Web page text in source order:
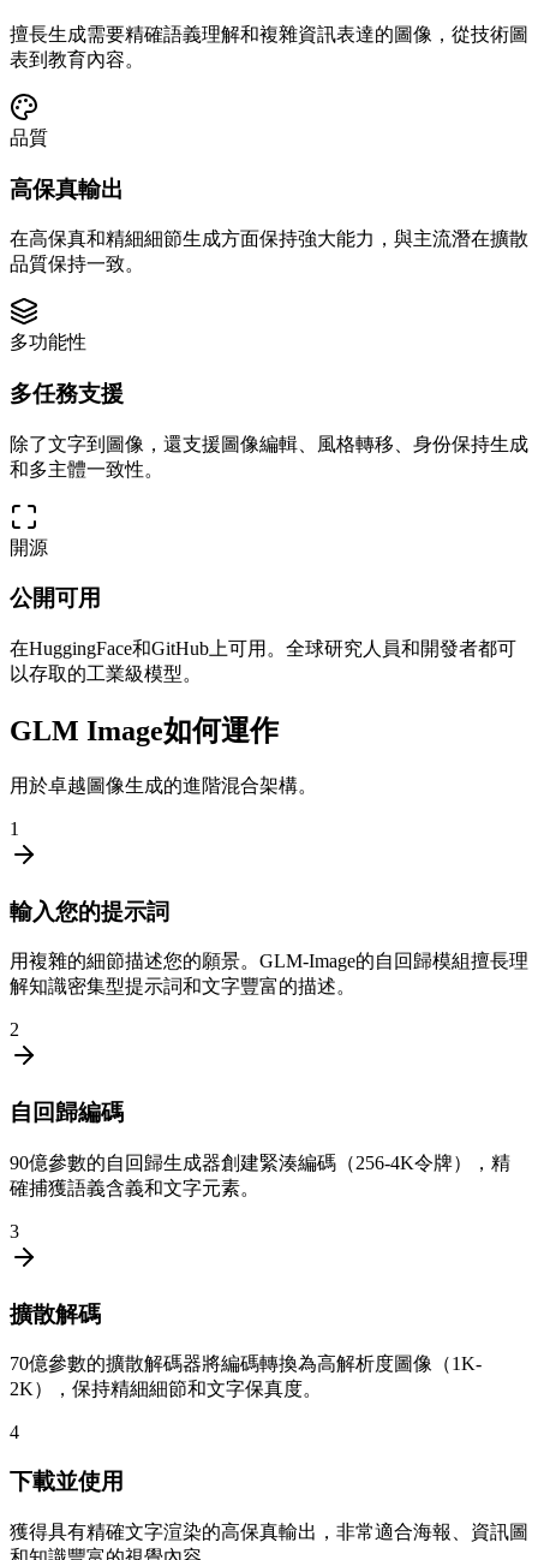
擅長生成需要精確語義理解和複雜資訊表達的圖像，從技術圖
表到教育內容。
品質
高保真輸出
在高保真和精細細節生成方面保持強大能力，與主流潛在擴散
品質保持一致。
多功能性
多任務支援
除了文字到圖像，還支援圖像編輯、風格轉移、身份保持生成
和多主體一致性。
開源
公開可用
在HuggingFace和GitHub上可用。全球研究人員和開發者都可
以存取的工業級模型。
GLM Image如何運作
用於卓越圖像生成的進階混合架構。
1
輸入您的提示詞
用複雜的細節描述您的願景。GLM-Image的自回歸模組擅長理
解知識密集型提示詞和文字豐富的描述。
2
自回歸編碼
90億參數的自回歸生成器創建緊湊編碼（256-4K令牌），精
確捕獲語義含義和文字元素。
3
擴散解碼
70億參數的擴散解碼器將編碼轉換為高解析度圖像（1K-
2K），保持精細細節和文字保真度。
4
下載並使用
獲得具有精確文字渲染的高保真輸出，非常適合海報、資訊圖